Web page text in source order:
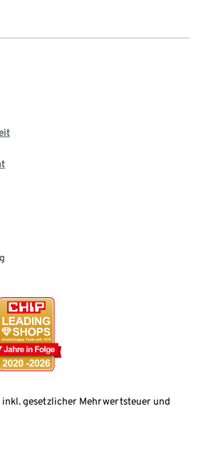
inkl. gesetzlicher Mehrwertsteuer und